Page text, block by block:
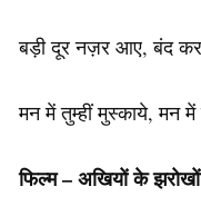
बड़ी दूर नज़र आए, बंद
मन में तुम्हीं मुस्काये, मन में
फिल्म – अखियों के